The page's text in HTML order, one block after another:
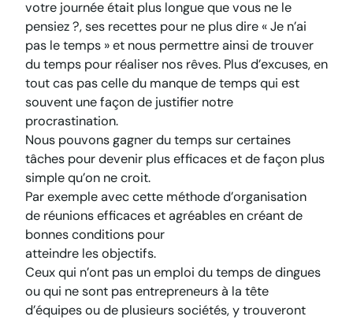
votre journée était plus longue que vous ne le
pensiez ?, ses recettes pour ne plus dire « Je n’ai
pas le temps » et nous permettre ainsi de trouver
du temps pour réaliser nos rêves. Plus d’excuses, en
tout cas pas celle du manque de temps qui est
souvent une façon de justifier notre
procrastination.
Nous pouvons gagner du temps sur certaines
tâches pour devenir plus efficaces et de façon plus
simple qu’on ne croit.
Par exemple avec cette méthode d’organisation
de réunions efficaces et agréables en créant de
bonnes conditions pour
atteindre les objectifs.
Ceux qui n’ont pas un emploi du temps de dingues
ou qui ne sont pas entrepreneurs à la tête
d’équipes ou de plusieurs sociétés, y trouveront